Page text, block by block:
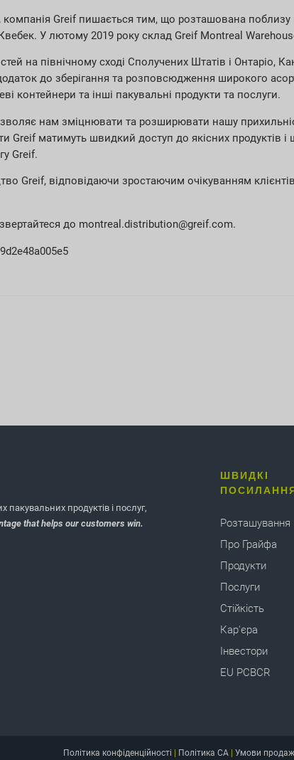
Greif пишається тим, що розташована поблизу
У лютому 2019 року склад Greif Montreal
на північному сході Сполучених Штатів і Онтаріо,
до зберігання та розповсюдження широкого
контейнери та інші пакувальні продукти та послуги.
нам зміцнювати та розширювати нашу
Greif матимуть швидкий доступ до якісних продуктів
Greif.
Greif, відповідаючи зростаючим очікуванням
до montreal.distribution@greif.com.
пакувальних продуктів і послуг,
that helps our customers win.
ШВИДКІ
Розташування
Про Грайфа
Продукти
Послуги
Стійкість
Кар'єра
Інвестори
EU PCBCR
Політика конфіденційності Політика CA| Умови